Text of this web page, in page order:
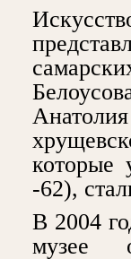
которые
-62),
В 2004
музее